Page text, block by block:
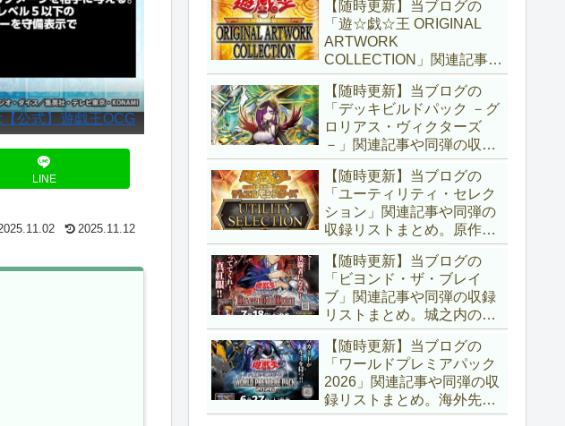
【公式】遊戯王OCG
LINE
2025.11.12
【随時更新】当ブログの
「遊☆戯☆王 ORIGINAL
ARTWORK
COLLECTION」関連記事や
同弾の収録リストまとめ。
マンガスタイルとオーバー
フレームに焦点を当てた新
商品！！また、原作のモン
スターもリメイクされてい
ます！！【遊戯王OCG】
【随時更新】当ブログの
「デッキビルドパック －グ
ロリアス・ヴィクターズ
－」関連記事や同弾の収録
リストまとめ。効果を持た
ない古のモンスターを使役
する儀式テーマ「セネト」
に加え、「レイズ・ムー
ン」や「異解△」も登
場！！【遊戯王OCG】
【随時更新】当ブログの
「ユーティリティ・セレク
ション」関連記事や同弾の
収録リストまとめ。原作の
名シーンや懐かしの人気モ
ンスターをイメージした新
規カードが多数登場！！ま
た、「ドミナス」などの豪
華再録にも注目ですね～。
【遊戯王OCG】
【随時更新】当ブログの
「ビヨンド・ザ・ブレイ
ブ」関連記事や同弾の収録
リストまとめ。城之内のカ
ードたちが『時の黒魔術
師』関連となってリメイ
ク！！さらに、「Ｄ－ＨＥ
ＲＯ」の『幽獄の時計塔』
も待望のリメイクです！！
【随時更新】当ブログの
「ワールドプレミアパック
2026」関連記事や同弾の収
録リストまとめ。海外先行
カードが例年より早く来